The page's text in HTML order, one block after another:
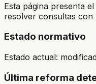
Esta página presenta
resolver consultas con
Estado normativo
Estado actual:
Última reforma